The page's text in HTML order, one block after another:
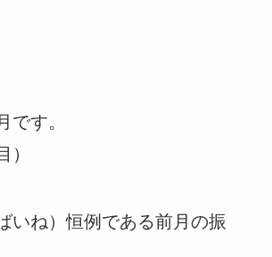
す。
いね）恒例である前月の振